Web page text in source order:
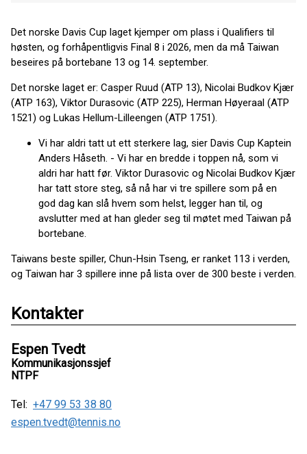
Det norske Davis Cup laget kjemper om plass i Qualifiers til
høsten, og forhåpentligvis Final 8 i 2026, men da må Taiwan
beseires på bortebane 13 og 14. september.
Det norske laget er: Casper Ruud (ATP 13), Nicolai Budkov Kjær
(ATP 163), Viktor Durasovic (ATP 225), Herman Høyeraal (ATP
1521) og Lukas Hellum-Lilleengen (ATP 1751).
Vi har aldri tatt ut ett sterkere lag, sier Davis Cup Kaptein
Anders Håseth. - Vi har en bredde i toppen nå, som vi
aldri har hatt før. Viktor Durasovic og Nicolai Budkov Kjær
har tatt store steg, så nå har vi tre spillere som på en
god dag kan slå hvem som helst, legger han til, og
avslutter med at han gleder seg til møtet med Taiwan på
bortebane.
Taiwans beste spiller, Chun-Hsin Tseng, er ranket 113 i verden,
og Taiwan har 3 spillere inne på lista over de 300 beste i verden.
Kontakter
Espen Tvedt
Kommunikasjonssjef
NTPF
Tel: +47 99 53 38 80
espen.tvedt@tennis.no